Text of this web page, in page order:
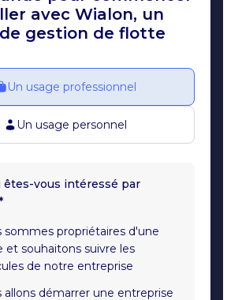
avec Wialon, un
gestion de flotte
Un usage professionnel
Un usage personnel
êtes-vous intéressé par
sommes propriétaires d'une
et souhaitons suivre les
de notre entreprise
allons démarrer une entreprise